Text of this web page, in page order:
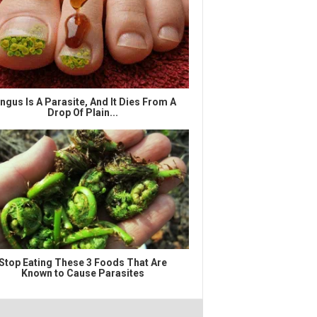
Is A Parasite, And It Dies From A
Drop Of Plain...
Eating These 3 Foods That Are
Known to Cause Parasites